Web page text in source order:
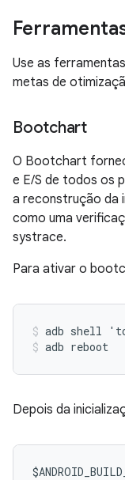
Use as
metas de
Bootchart
O Bootchart
e E/S de todos os
a reconstrução da
como uma
systrace.
Para ativar o
adb shell
adb reboot
Depois da